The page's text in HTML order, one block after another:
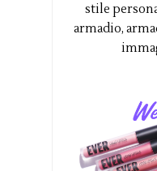
stile
armadio,